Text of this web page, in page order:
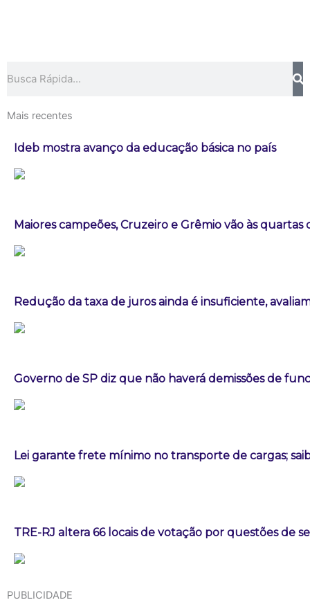
Mais recentes
Ideb mostra avanço da educação básica no país
Maiores campeões, Cruzeiro e Grêmio vão às quartas
Redução da taxa de juros ainda é insuficiente,
Governo de SP diz que não haverá demissões de
Lei garante frete mínimo no transporte de cargas;
TRE-RJ altera 66 locais de votação por questões de
PUBLICIDADE